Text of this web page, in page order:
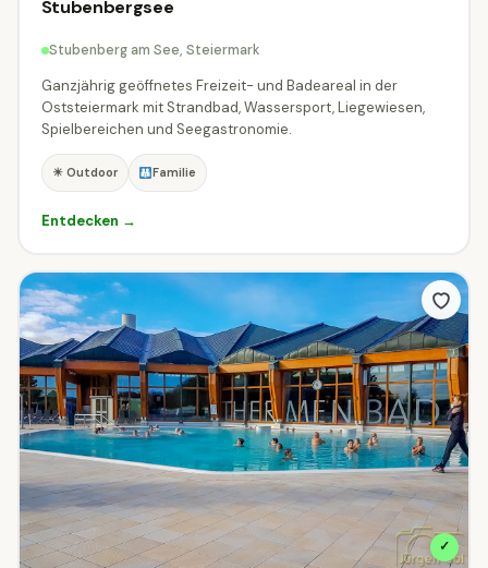
Stubenbergsee
Stubenberg am See, Steiermark
Ganzjährig geöffnetes Freizeit- und Badeareal in der
Oststeiermark mit Strandbad, Wassersport, Liegewiesen,
Spielbereichen und Seegastronomie.
☀ Outdoor Familie
Entdecken →
✓